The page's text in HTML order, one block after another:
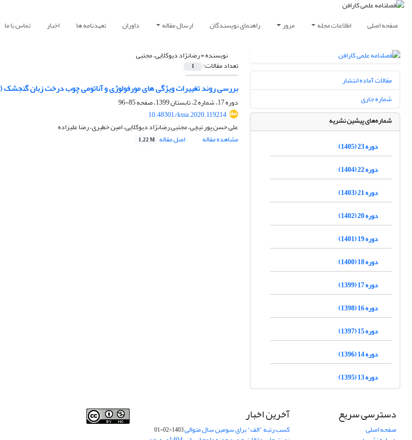
صفحه اصلی اطلاعات مجله مرور راهنمای نویسندگان ارسال مقاله داوران تعهدنامه ها اخبار تماس با ما
نویسنده =رضانژاد دیوکلایی، مجتبی
تعداد مقالات: 1
بررسی روند تغییرات ویژگی های مورفولوژی و آناتومی چوب درخت زبان گنجشک (Fraxinus excelsior) در محور شعاعی ساقه (مطالعه موردی استان مازندران)
دوره 17، شماره 2، تابستان 1399، صفحه
85-96
10.48301/kssa.2020.119214
علی حسن پور تیچی، مجتبی رضانژاد دیوکلایی، امین خطیری، رضا علیزاده
مشاهده مقاله
اصل مقاله 1.22 M
مقالات آماده انتشار
شماره جاری
شماره‌های پیشین نشریه
دوره 23 (1405)
دوره 22 (1404)
دوره 21 (1403)
دوره 20 (1402)
دوره 19 (1401)
دوره 18 (1400)
دوره 17 (1399)
دوره 16 (1398)
دوره 15 (1397)
دوره 14 (1396)
دوره 13 (1395)
دسترسی سریع
صفحه اصلی
آخرین اخبار
کسب رتبه "الف" برای سومین سال متوالی1403-02-01